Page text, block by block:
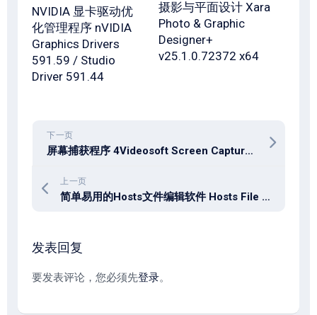
NVIDIA 显卡驱动优
化管理程序 nVIDIA
Graphics Drivers
591.59 / Studio
Driver 591.44
摄影与平面设计 Xara
Photo & Graphic
Designer+
v25.1.0.72372 x64
下一页
屏幕捕获程序 4Videosoft Screen Capture v1.5.36 win / 2.1.22 mac
上一页
简单易用的Hosts文件编辑软件 Hosts File Editor v2.6.18
发表回复
要发表评论，您必须先登录。